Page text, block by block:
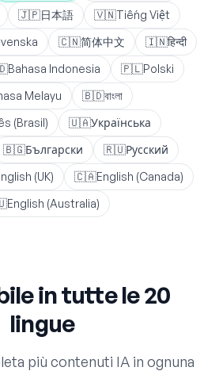
🇯🇵日本語 🇻🇳Tiếng Việt
🇨🇳简体中文 🇮🇳हिन्दी
Bahasa Indonesia 🇵🇱Polski
Melayu 🇧🇩বাংলা
(Brasil) 🇺🇦Українська
🇧🇬Български 🇷🇺Русский
(UK) 🇨🇦English (Canada)
English (Australia)
in tutte le 20
lingue
più contenuti IA in ognuna